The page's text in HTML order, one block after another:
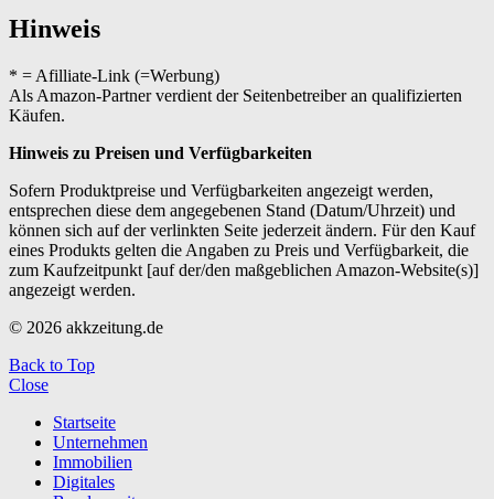
Hinweis
* = Afilliate-Link (=Werbung)
Als Amazon-Partner verdient der Seitenbetreiber an qualifizierten
Käufen.
Hinweis zu Preisen und Verfügbarkeiten
Sofern Produktpreise und Verfügbarkeiten angezeigt werden,
entsprechen diese dem angegebenen Stand (Datum/Uhrzeit) und
können sich auf der verlinkten Seite jederzeit ändern. Für den Kauf
eines Produkts gelten die Angaben zu Preis und Verfügbarkeit, die
zum Kaufzeitpunkt [auf der/den maßgeblichen Amazon-Website(s)]
angezeigt werden.
© 2026 akkzeitung.de
Back to Top
Close
Startseite
Unternehmen
Immobilien
Digitales